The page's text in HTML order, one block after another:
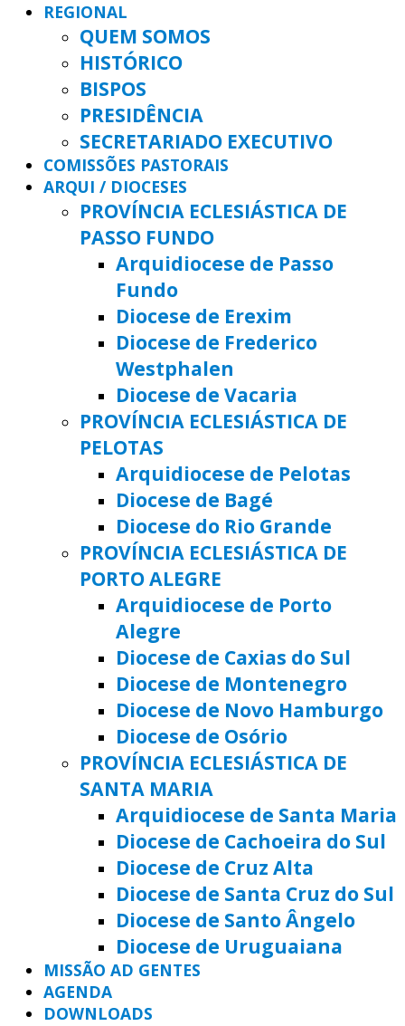
REGIONAL
QUEM SOMOS
HISTÓRICO
BISPOS
PRESIDÊNCIA
SECRETARIADO EXECUTIVO
COMISSÕES PASTORAIS
ARQUI / DIOCESES
PROVÍNCIA ECLESIÁSTICA DE
PASSO FUNDO
Arquidiocese de Passo
Fundo
Diocese de Erexim
Diocese de Frederico
Westphalen
Diocese de Vacaria
PROVÍNCIA ECLESIÁSTICA DE
PELOTAS
Arquidiocese de Pelotas
Diocese de Bagé
Diocese do Rio Grande
PROVÍNCIA ECLESIÁSTICA DE
PORTO ALEGRE
Arquidiocese de Porto
Alegre
Diocese de Caxias do Sul
Diocese de Montenegro
Diocese de Novo Hamburgo
Diocese de Osório
PROVÍNCIA ECLESIÁSTICA DE
SANTA MARIA
Arquidiocese de Santa Maria
Diocese de Cachoeira do Sul
Diocese de Cruz Alta
Diocese de Santa Cruz do Sul
Diocese de Santo Ângelo
Diocese de Uruguaiana
MISSÃO AD GENTES
AGENDA
DOWNLOADS